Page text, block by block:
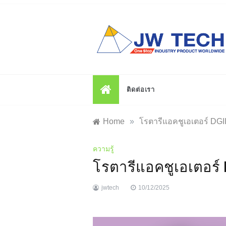
ติดต่อเรา
Home » โรตารีแอคชูเอเตอร์
ความรู้
โรตารีแอคชูเอเตอร์
jwtech 10/12/2025